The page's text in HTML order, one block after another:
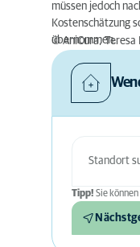
müssen jedoch
Kostenschätzung
übernommen.
© AniCura, Teresa
Tipp! Sie